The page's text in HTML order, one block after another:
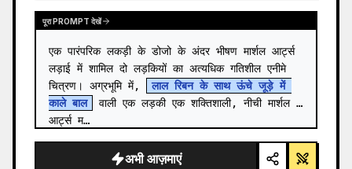
पूरा PROMPT देखें
एक पारंपरिक लकड़ी के डोजो के अंदर भीषण मार्शल आर्ट्स
लड़ाई में शामिल दो लड़कियों का अत्यधिक गतिशील एनीमे
चित्रण। अग्रभूमि में,
लाल रिबन के साथ ऊंचे जूड़े में
काले बाल
वाली एक लड़की एक शक्तिशाली, नीची मार्शल
आर्ट्स म…
अभी आज़माएं